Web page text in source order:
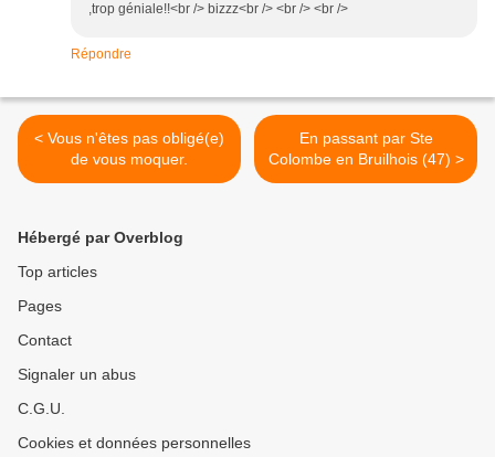
,trop géniale!!<br /> bizzz<br /> <br /> <br />
Répondre
< Vous n'êtes pas obligé(e)
de vous moquer.
En passant par Ste
Colombe en Bruilhois (47) >
Hébergé par Overblog
Top articles
Pages
Contact
Signaler un abus
C.G.U.
Cookies et données personnelles